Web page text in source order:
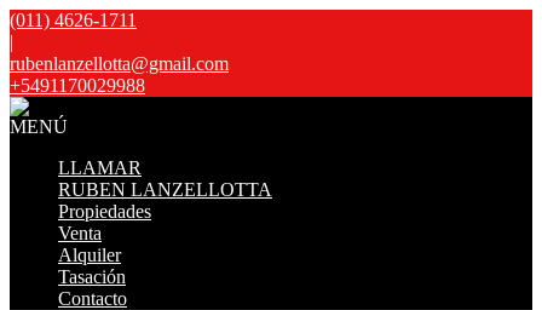
(011) 4626-1711
|
rubenlanzellotta@gmail.com
+5491170029988
MENÚ
LLAMAR
RUBEN LANZELLOTTA
Propiedades
Venta
Alquiler
Tasación
Contacto